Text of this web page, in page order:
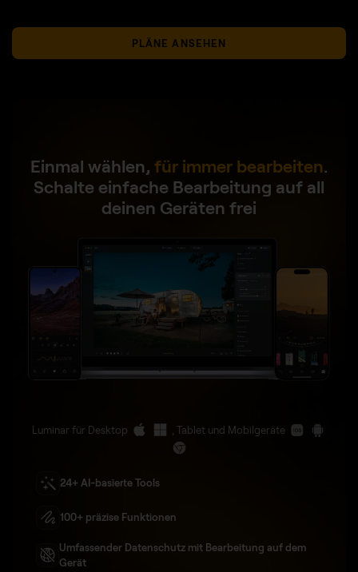
PLÄNE ANSEHEN
Einmal wählen, für immer bearbeiten.
Schalte einfache Bearbeitung auf all
deinen Geräten frei
Luminar für Desktop , Tablet und Mobilgeräte
24+ AI-basierte Tools
100+ präzise Funktionen
Umfassender Datenschutz mit Bearbeitung auf dem
Gerät